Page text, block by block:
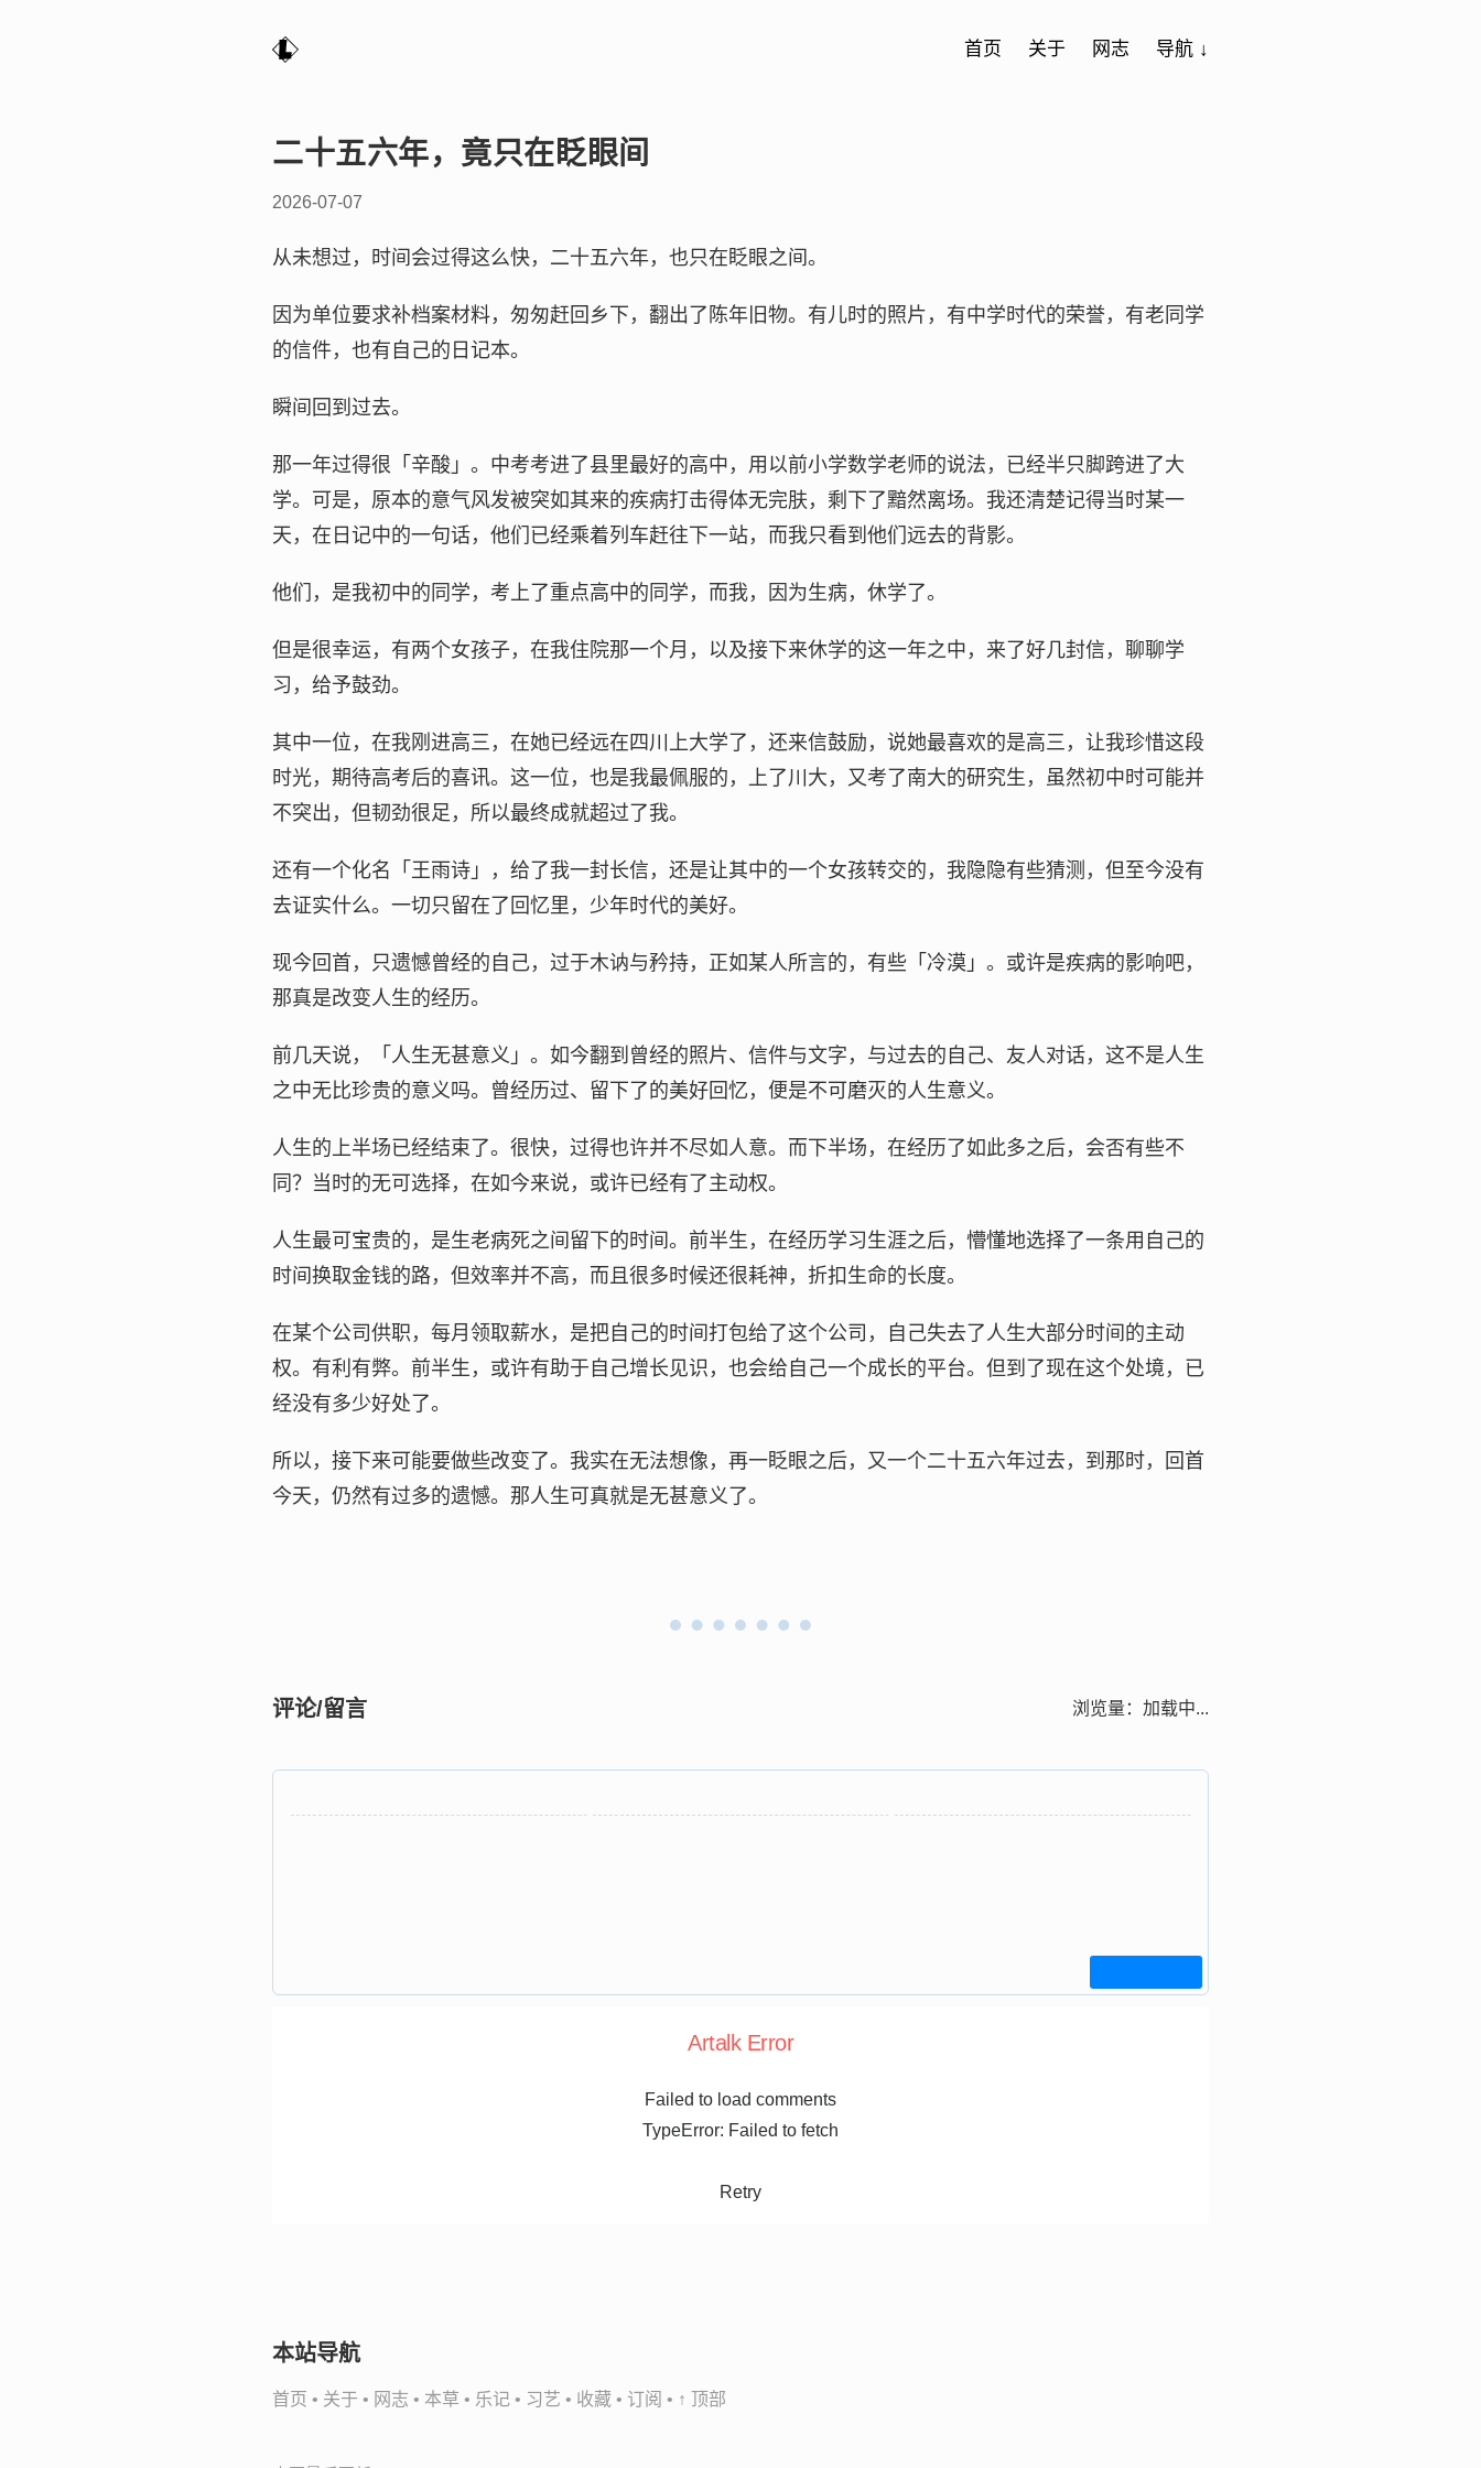
首页 关于 网志 导航 ↓
二十五六年，竟只在眨眼间
2026-07-07
从未想过，时间会过得这么快，二十五六年，也只在眨眼之间。
因为单位要求补档案材料，匆匆赶回乡下，翻出了陈年旧物。有儿时的照片，有中学时代的荣誉，有老同学
的信件，也有自己的日记本。
瞬间回到过去。
那一年过得很「辛酸」。中考考进了县里最好的高中，用以前小学数学老师的说法，已经半只脚跨进了大
学。可是，原本的意气风发被突如其来的疾病打击得体无完肤，剩下了黯然离场。我还清楚记得当时某一
天，在日记中的一句话，他们已经乘着列车赶往下一站，而我只看到他们远去的背影。
他们，是我初中的同学，考上了重点高中的同学，而我，因为生病，休学了。
但是很幸运，有两个女孩子，在我住院那一个月，以及接下来休学的这一年之中，来了好几封信，聊聊学
习，给予鼓劲。
其中一位，在我刚进高三，在她已经远在四川上大学了，还来信鼓励，说她最喜欢的是高三，让我珍惜这段
时光，期待高考后的喜讯。这一位，也是我最佩服的，上了川大，又考了南大的研究生，虽然初中时可能并
不突出，但韧劲很足，所以最终成就超过了我。
还有一个化名「王雨诗」，给了我一封长信，还是让其中的一个女孩转交的，我隐隐有些猜测，但至今没有
去证实什么。一切只留在了回忆里，少年时代的美好。
现今回首，只遗憾曾经的自己，过于木讷与矜持，正如某人所言的，有些「冷漠」。或许是疾病的影响吧，
那真是改变人生的经历。
前几天说，「人生无甚意义」。如今翻到曾经的照片、信件与文字，与过去的自己、友人对话，这不是人生
之中无比珍贵的意义吗。曾经历过、留下了的美好回忆，便是不可磨灭的人生意义。
人生的上半场已经结束了。很快，过得也许并不尽如人意。而下半场，在经历了如此多之后，会否有些不
同？当时的无可选择，在如今来说，或许已经有了主动权。
人生最可宝贵的，是生老病死之间留下的时间。前半生，在经历学习生涯之后，懵懂地选择了一条用自己的
时间换取金钱的路，但效率并不高，而且很多时候还很耗神，折扣生命的长度。
在某个公司供职，每月领取薪水，是把自己的时间打包给了这个公司，自己失去了人生大部分时间的主动
权。有利有弊。前半生，或许有助于自己增长见识，也会给自己一个成长的平台。但到了现在这个处境，已
经没有多少好处了。
所以，接下来可能要做些改变了。我实在无法想像，再一眨眼之后，又一个二十五六年过去，到那时，回首
今天，仍然有过多的遗憾。那人生可真就是无甚意义了。
评论/留言 浏览量： 加载中...
Artalk Error
Failed to load comments
TypeError: Failed to fetch
Retry
本站导航
首页 • 关于 • 网志 • 本草 • 乐记 • 习艺 • 收藏 • 订阅 • ↑ 顶部